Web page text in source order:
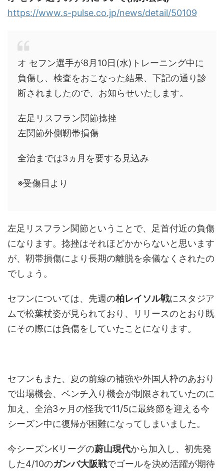
https://www.s-pulse.co.jp/news/detail/50109
オ セフン選手が8月10日(水)トレーニング中に
負傷し、検査をおこなった結果、下記の通り診
断されましたので、お知らせいたします。
左足リスフラン関節捻挫
左関節外側靭帯損傷
全治までは3ヵ月を要する見込み
※受傷日より
左足リスフラン関節ということで、足首付近の負傷
になります。捻挫はそれほどかからないと思います
が、靭帯損傷により長期の離脱を余儀なくされたの
でしょう。
セフンについては、先週の柏レイソル戦にスタジア
ムで松葉杖姿が見られており、リリースのとおり既
にその際には負傷をしていたことになります。
セフンもまた、夏の前線の補強や外国人枠のあおり
で出場機会、ベンチ入り機会が制限されていたのに
加え、全治3ヶ月の怪我で11/5に最終節を迎える今
シーズン中に復帰が困難になってしまいました。
今シーズンKリーグの蔚山現代から加入し、初先発
した4/10のガンバ大阪戦でゴールを決め活躍が期待